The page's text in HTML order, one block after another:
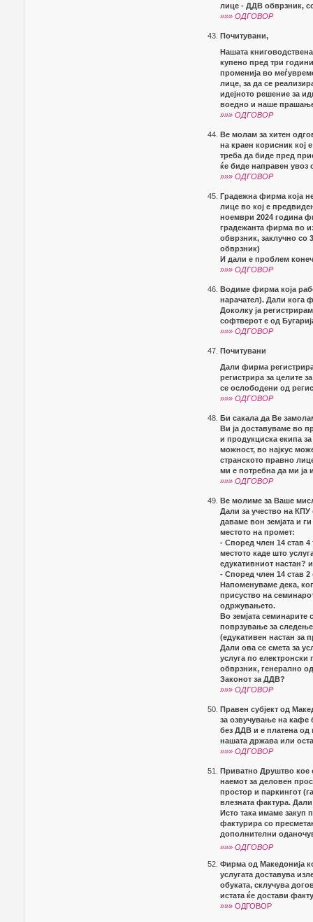
лице - ДДВ обврзник,
»»» ОДГОВОР
Почитувани,
Нашата
купено пред три
променија во
лице, за да се
идејното решение за
воедно и наше
»»» ОДГОВОР
Ве молам за хитен
на краен корисник кој
треба да биде пред
ќе биде направен увоз
»»» ОДГОВОР
Градежна фирма која
лице во кој е
ноември 2024 година
градежанта фирма во
обврзник, заклучно со
обврзник)
И дали е проблем
»»» ОДГОВОР
Водиме фирма која
нарачател). Дали кога
Доколку ја
софтверот е од
»»» ОДГОВОР
Почитувани
Дали фирма
регистрира за целите
се ослободени од
»»» ОДГОВОР
Би сакала да Ве
Ви ја доставуваме во
и продукциска екипа
можност, во најкус
странското правно
ми е потребна да ми ја
»»» ОДГОВОР
Ве молиме за Ваше
Дали за учество на
даваме вон земјата и
местото на промет:
- Според член 14 став 4
местото каде што
едукативниот настан?
- Според член 14 став
Напоменуваме дека,
присуство на
одржувањето.
Во земјата семинарите
поврзување за
(едукативен настан
Дали ова се смета за
услуга по електронски
обврзник, генерално
Законот за ДДВ?
»»» ОДГОВОР
Правен субјект од
за озвучување на кафе
без ДДВ и е платена од
нашата држава или
»»» ОДГОВОР
Приватно Друштво кое
наемот за деловен
простор и паркингот
влезната фактура.
Исто така имаме закуп
фактурира со
дополнителни
»»» ОДГОВОР
Фирма од Македонија
услугата доставува
обуката, склучува
истата ќе достави
»»» ОДГОВОР